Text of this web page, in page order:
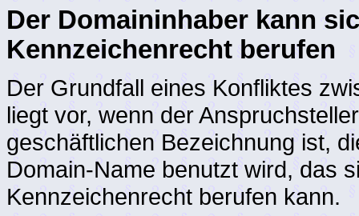
Der Domaininhaber kann
Kennzeichenrecht berufen
Der Grundfall eines Konfliktes
liegt vor, wenn der
geschäftlichen Bezeichnung ist,
Domain-Name benutzt wird, das
Kennzeichenrecht berufen kann.